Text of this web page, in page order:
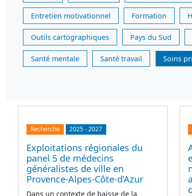
Entretien motivationnel Formation
Outils cartographiques Pays du Sud
Santé mentale Santé travail Soins
Recherche 2025-2027
Exploitations régionales du
panel 5 de médecins
généralistes de ville en
Provence-Alpes-Côte-d’Azur
Dans un contexte de baisse de la